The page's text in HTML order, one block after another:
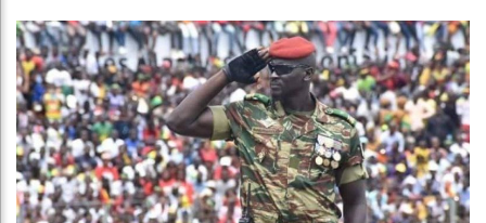
Côte
Tunisie
Ceuta :